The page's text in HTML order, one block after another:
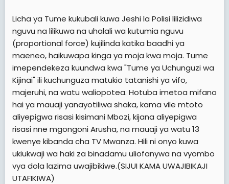
Licha ya Tume kukubali kuwa Jeshi la Polisi lilizidiwa
nguvu na lilikuwa na uhalali wa kutumia nguvu
(proportional force) kujilinda katika baadhi ya
maeneo, haikuwapa kinga ya moja kwa moja. Tume
imependekeza kuundwa kwa "Tume ya Uchunguzi wa
Kijinai" ili kuchunguza matukio tatanishi ya vifo,
majeruhi, na watu waliopotea. Hotuba imetoa mifano
hai ya mauaji yanayotiliwa shaka, kama vile mtoto
aliyepigwa risasi kisimani Mbozi, kijana aliyepigwa
risasi nne mgongoni Arusha, na mauaji ya watu 13
kwenye kibanda cha TV Mwanza. Hili ni onyo kuwa
ukiukwaji wa haki za binadamu uliofanywa na vyombo
vya dola lazima uwajibikiwe.(SIJUI KAMA UWAJIBIKAJI
UTAFIKIWA)